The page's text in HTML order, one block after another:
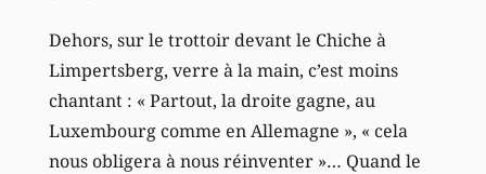
Dehors, sur le trottoir devant le Chiche à
Limpertsberg, verre à la main, c’est moins
chantant : « Partout, la droite gagne, au
Luxembourg comme en Allemagne », « cela
nous obligera à nous réinventer »… Quand le